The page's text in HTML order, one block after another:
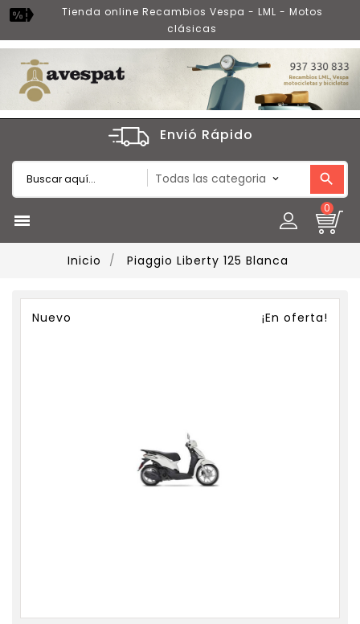
Tienda online Recambios Vespa - LML - Motos
clásicas
Envió Rápido

0
Inicio Piaggio Liberty 125 Blanca
¡En oferta!
Nuevo